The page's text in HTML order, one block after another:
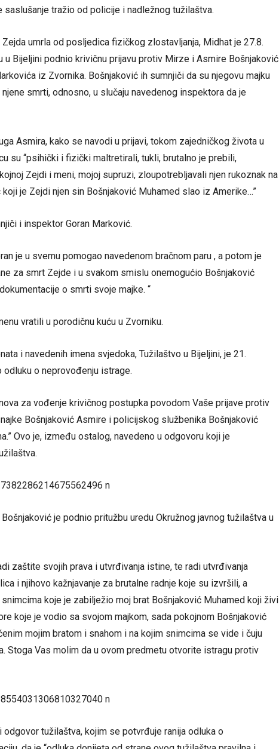
tražio od policije i nadležnog tužilaštva.
umrla od posljedica fizičkog zlostavljanja, Midhat je 27.8.
u Bijeljini podnio krivičnu prijavu protiv Mirze i Asmire Bošnjaković
iz Zvornika. Bošnjaković ih sumnjiči da su njegovu majku
smrti, odnosno, u slučaju navedenog inspektora da je
Asmira, kako se navodi u prijavi, tokom zajedničkog života u
su “psihički i fizički maltretirali, tukli, brutalno je prebili,
Zejdi i meni, mojoj supruzi, zloupotrebljavali njen rukoznak na
je Zejdi njen sin Bošnjaković Muhamed slao iz Amerike…”
i inspektor Goran Marković.
je u svemu pomogao navedenom bračnom paru , a potom je
za smrt Zejde i u svakom smislu onemogućio Bošnjaković
o smrti svoje majke. “
vratili u porodičnu kuću u Zvorniku.
i navedenih imena svjedoka, Tužilaštvo u Bijeljini, je 21.
o neprovođenju istrage.
za vođenje krivičnog postupka povodom Vaše prijave protiv
Bošnjaković Asmire i policijskog službenika Bošnjaković
Ovo je, između ostalog, navedeno u odgovoru koji je
je podnio pritužbu uredu Okružnog javnog tužilaštva u
zaštite svojih prava i utvrđivanja istine, te radi utvrđivanja
i njihovo kažnjavanje za brutalne radnje koje su izvršili, a
koje je zabilježio moj brat Bošnjaković Muhamed koji živi
koje je vodio sa svojom majkom, sada pokojnom Bošnjaković
mojim bratom i snahom i na kojim snimcima se vide i čuju
Stoga Vas molim da u ovom predmetu otvorite istragu protiv
tužilaštva, kojim se potvrđuje ranija odluka o